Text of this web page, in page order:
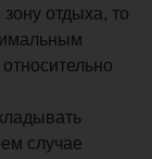
отдыха, то
случае